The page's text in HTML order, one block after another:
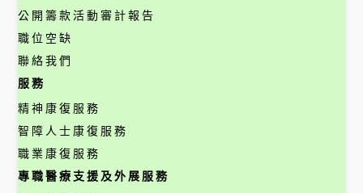
公開籌款活動審計報告
職位空缺
聯絡我們
服務
精神康復服務
智障人士康復服務
職業康復服務
專職醫療支援及外展服務